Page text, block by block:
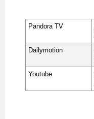
Pandora TV
Dailymotion
Youtube